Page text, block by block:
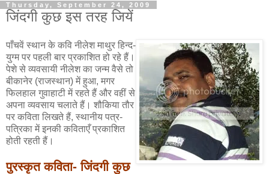
Thursday, September 24, 2009
जिंदगी कुछ इस तरह जियें
पाँचवें स्थान के कवि नीलेश माथुर हिन्द-
युग्म पर पहली बार प्रकाशित हो रहे हैं।
पेशे से व्यवसायी नीलेश का जन्म वैसे तो
बीकानेर (राजस्थान) में हुआ, मगर
फिलहाल गुवाहाटी में रहते हैं और वहीं से
अपना व्यवसाय चलाते हैं। शौकिया तौर
पर कविता लिखते हैं, स्थानीय पत्र-
पत्रिका में इनकी कविताएँ प्रकाशित
होती रहती हैं।
पुरस्कृत कविता- जिंदगी कुछ